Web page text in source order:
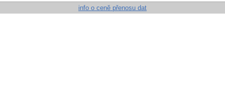
info o ceně přenosu dat